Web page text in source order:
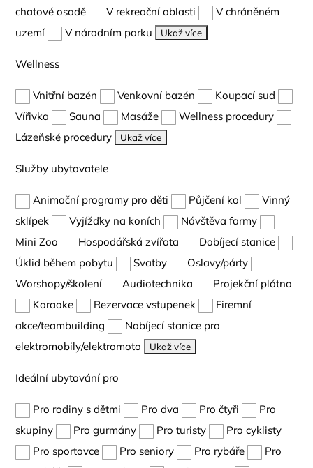
chatové osadě
V rekreační oblasti
V chráněném
uzemí
V národním parku Ukaž více
Wellness
Vnitřní bazén Venkovní bazén
Koupací sud
Vířivka
Sauna Masáže
Wellness procedury
Lázeňské procedury
Ukaž více
Služby ubytovatele
Animační programy pro děti Půjčení kol
Vinný
sklípek
Vyjížďky na koních
Návštěva farmy
Mini Zoo
Hospodářská zvířata
Dobíjecí stanice
Úklid během pobytu
Svatby
Oslavy/párty
Worshopy/školení
Audiotechnika
Projekční plátno
Karaoke
Rezervace vstupenek
Firemní
akce/teambuilding
Nabíjecí stanice pro
elektromobily/elektromoto
Ukaž více
Ideální ubytování pro
Pro rodiny s dětmi Pro dva Pro čtyři
Pro
skupiny
Pro gurmány Pro turisty
Pro cyklisty
Pro sportovce
Pro seniory Pro rybáře
Pro